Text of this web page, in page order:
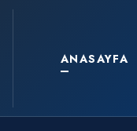
ANASAYFA